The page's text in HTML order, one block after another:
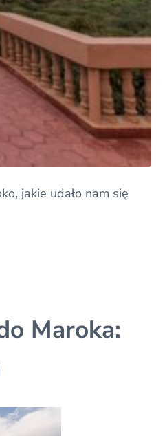
jakie udało nam się
Maroka: